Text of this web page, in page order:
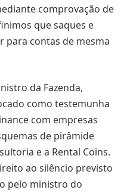
comprovação de
que saques e
para contas de mesma
da Fazenda,
como testemunha
com empresas
de pirâmide
e a Rental Coins.
ao silêncio previsto
pelo ministro do